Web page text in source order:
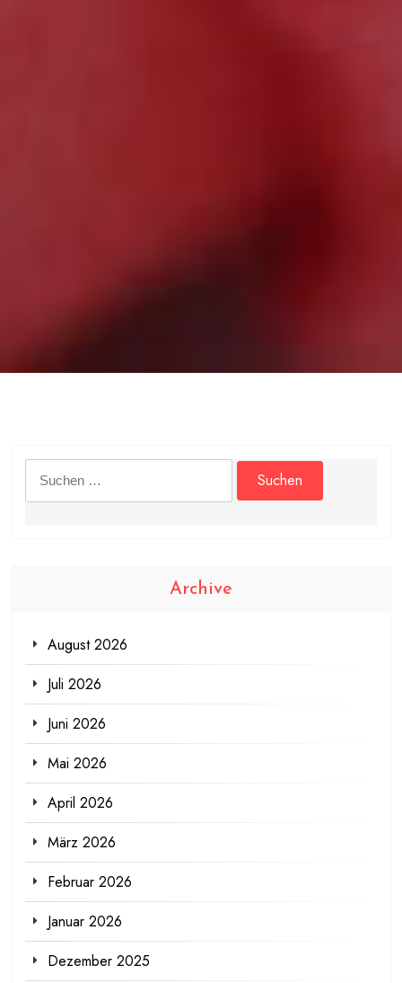
Suchen
nach:
Archive
August 2026
Juli 2026
Juni 2026
Mai 2026
April 2026
März 2026
Februar 2026
Januar 2026
Dezember 2025